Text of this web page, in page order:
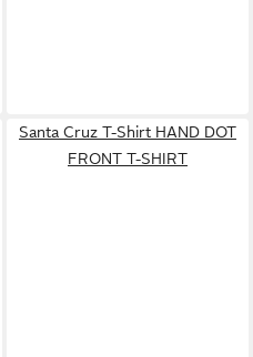
Santa Cruz T-Shirt HAND DOT
FRONT T-SHIRT